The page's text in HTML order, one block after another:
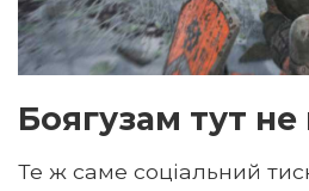
Боягузам тут не
Те ж саме соціальний